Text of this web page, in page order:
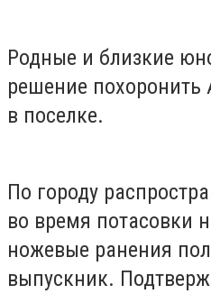
Родные и близкие
решение похоронить
в поселке.
По городу
во время потасовки
ножевые ранения
выпускник.